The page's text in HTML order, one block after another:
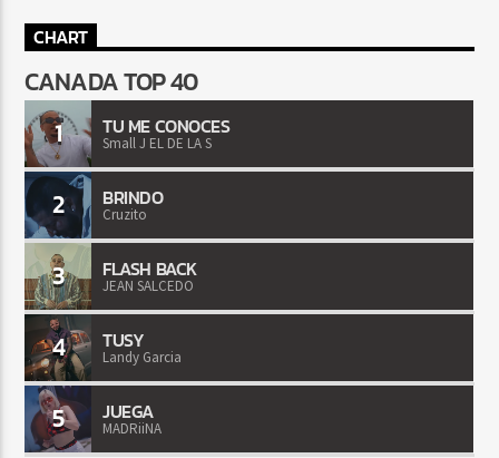
CHART
CANADA TOP 40
1 TU ME CONOCES
Small J EL DE LA S
2 BRINDO
Cruzito
3 FLASH BACK
JEAN SALCEDO
4 TUSY
Landy Garcia
5 JUEGA
MADRiiNA